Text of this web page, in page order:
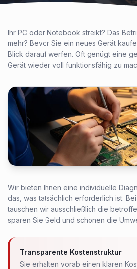
Ihr PC oder Notebook streikt? Das
mehr? Bevor Sie ein neues Gerät
Blick darauf werfen. Oft genügt eine
Gerät wieder voll funktionsfähig zu
Wir bieten Ihnen eine individuelle
das, was tatsächlich erforderlich ist.
tauschen wir ausschließlich die
sparen Sie Geld und schonen die
Transparente Kostenstruktur
Sie erhalten vorab einen klaren